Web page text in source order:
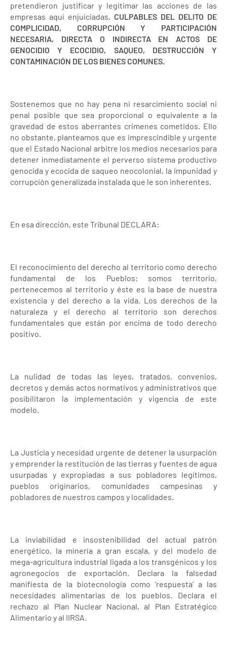
pretendieron justificar y legitimar las acciones de las
empresas aquí enjuiciadas, CULPABLES DEL DELITO DE
COMPLICIDAD, CORRUPCIÓN Y PARTICIPACIÓN
NECESARIA, DIRECTA O INDIRECTA EN ACTOS DE
GENOCIDIO Y ECOCIDIO, SAQUEO, DESTRUCCIÓN Y
CONTAMINACIÓN DE LOS BIENES COMUNES.
Sostenemos que no hay pena ni resarcimiento social ni
penal posible que sea proporcional o equivalente a la
gravedad de estos aberrantes crímenes cometidos. Ello
no obstante, planteamos que es imprescindible y urgente
que el Estado Nacional arbitre los medios necesarios para
detener inmediatamente el perverso sistema productivo
genocida y ecocida de saqueo neocolonial, la impunidad y
corrupción generalizada instalada que le son inherentes.
En esa dirección, este Tribunal DECLARA:
El reconocimiento del derecho al territorio como derecho
fundamental de los Pueblos: somos territorio,
pertenecemos al territorio y éste es la base de nuestra
existencia y del derecho a la vida. Los derechos de la
naturaleza y el derecho al territorio son derechos
fundamentales que están por encima de todo derecho
positivo.
La nulidad de todas las leyes, tratados, convenios,
decretos y demás actos normativos y administrativos que
posibilitaron la implementación y vigencia de este
modelo.
La Justicia y necesidad urgente de detener la usurpación
y emprender la restitución de las tierras y fuentes de agua
usurpadas y expropiadas a sus pobladores legítimos,
pueblos originarios, comunidades campesinas y
pobladores de nuestros campos y localidades.
La inviabilidad e insostenibilidad del actual patrón
energético, la minería a gran escala, y del modelo de
mega-agricultura industrial ligada a los transgénicos y los
agronegocios de exportación. Declara la falsedad
manifiesta de la biotecnología como ‘respuesta’ a las
necesidades alimentarias de los pueblos. Declara el
rechazo al Plan Nuclear Nacional, al Plan Estratégico
Alimentario y al IIRSA.